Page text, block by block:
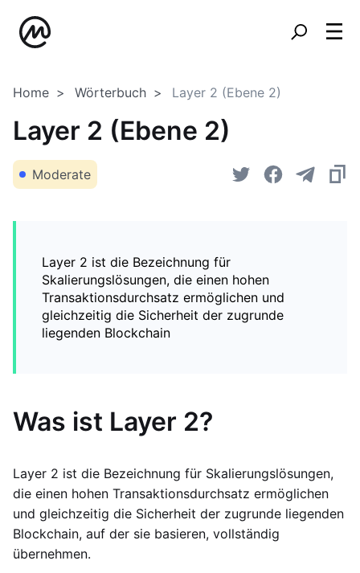
Home Wörterbuch Layer 2 (Ebene 2)
Layer 2 (Ebene 2)
Moderate
Layer 2 ist die Bezeichnung für
Skalierungslösungen, die einen hohen
Transaktionsdurchsatz ermöglichen und
gleichzeitig die Sicherheit der zugrunde
liegenden Blockchain
Was ist Layer 2?
Layer 2 ist die Bezeichnung für Skalierungslösungen,
die einen hohen Transaktionsdurchsatz ermöglichen
und gleichzeitig die Sicherheit der zugrunde liegenden
Blockchain, auf der sie basieren, vollständig
übernehmen.